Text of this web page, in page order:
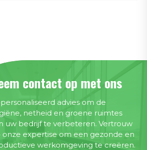
contact op met ons
advies om de
netheid en groene ruimtes
uw bedrijf te verbeteren. Vertrouw
onze expertise om een gezonde en
werkomgeving te creëren.